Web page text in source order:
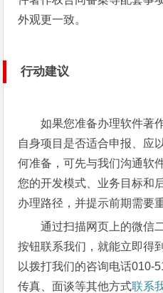
外观更一致。
行动建议
如果您准备办理软件著
自身项目是否适合申报、应
何准备，可先与我们沟通软
您的开发模式、业务目标和
办理路径，并提示前期需要
通过扫描网页上的微信
按钮联系我们，就能立即得
以拨打我们的咨询电话010-
传真、面谈等其他方式联系